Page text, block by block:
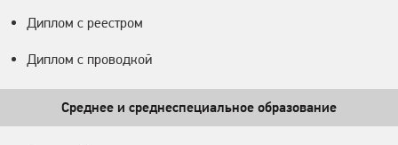
Диплом с реестром
Диплом с проводкой
Среднее и среднеспециальное образование